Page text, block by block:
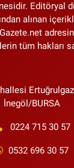
Editöryal
alınan
tüm hakları
İnegöl/BURSA
0224 715 30 57
0532 696 30 57